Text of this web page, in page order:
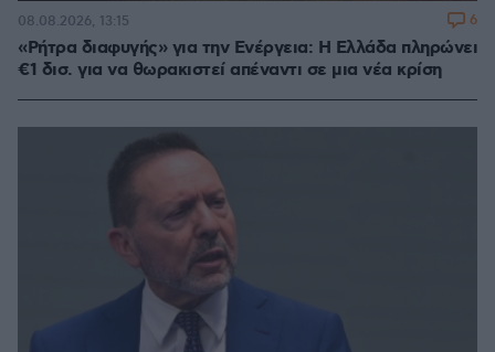
«Ρήτρα διαφυγής» για την Ενέργεια: Η Ελλάδα πληρώνει
€1 δισ. για να θωρακιστεί απέναντι σε μια νέα κρίση
08.08.2026, 13:15 6